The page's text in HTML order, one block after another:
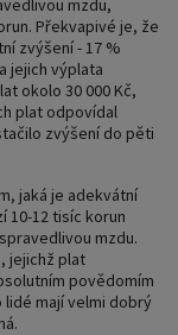
mzdu,
Překvapivé je, že
zvýšení - 17 %
jejich výplata
okolo 30 000 Kč,
plat odpovídal
zvýšení do pěti
jaká je adekvátní
10-12 tisíc korun
mzdu.
jejichž plat
povědomím
mají velmi dobrý